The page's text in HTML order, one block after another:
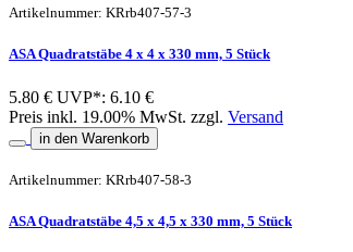
Artikelnummer: KRrb407-57-3
ASA Quadratstäbe 4 x 4 x 330 mm, 5 Stück
5.80 € UVP*: 6.10 €
Preis inkl. 19.00% MwSt. zzgl. Versand
in den Warenkorb
Artikelnummer: KRrb407-58-3
ASA Quadratstäbe 4,5 x 4,5 x 330 mm, 5 Stück